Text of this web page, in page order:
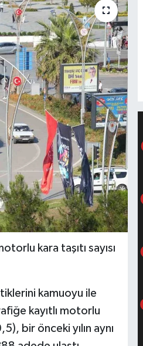
kara taşıtı sayısı
kamuoyu ile
kayıtlı motorlu
bir önceki yılın aynı